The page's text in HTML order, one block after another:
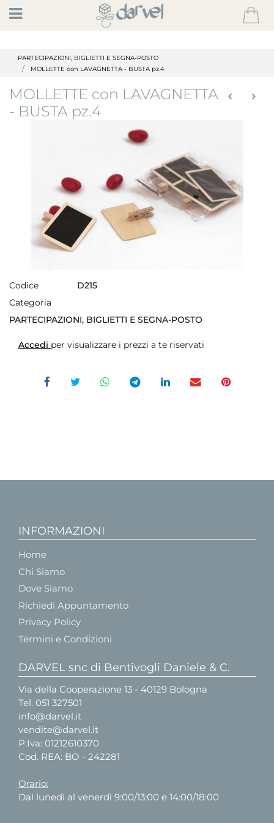
Open
PARTECIPAZIONI, BIGLIETTI E SEGNA-POSTO
MOLLETTE con LAVAGNETTA - BUSTA pz.4
MOLLETTE con LAVAGNETTA
- BUSTA pz.4
Codice
D215
Categoria
PARTECIPAZIONI, BIGLIETTI E SEGNA-POSTO
Accedi per visualizzare i prezzi a te riservati
INFORMAZIONI
Home
Chi Siamo
Dove Siamo
Richiedi Appuntamento
Privacy Policy
Termini e Condizioni
DARVEL snc di Bentivogli Daniele & C.
Via della Cooperazione 13 - 40129 Bologna
Tel. 051 327501
info@darvel.it
vendite@darvel.it
P.Iva: 01212610370
Cod. REA: BO - 242281
Orario:
Dal lunedì al venerdì 9:00/13:00 e 14:00/18:00